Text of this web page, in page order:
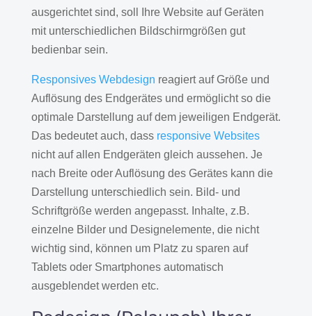
ausgerichtet sind, soll Ihre Website auf Geräten
mit unterschiedlichen Bildschirmgrößen gut
bedienbar sein.
Responsives Webdesign reagiert auf Größe und
Auflösung des Endgerätes und ermöglicht so die
optimale Darstellung auf dem jeweiligen Endgerät.
Das bedeutet auch, dass responsive Websites
nicht auf allen Endgeräten gleich aussehen. Je
nach Breite oder Auflösung des Gerätes kann die
Darstellung unterschiedlich sein. Bild- und
Schriftgröße werden angepasst. Inhalte, z.B.
einzelne Bilder und Designelemente, die nicht
wichtig sind, können um Platz zu sparen auf
Tablets oder Smartphones automatisch
ausgeblendet werden etc.